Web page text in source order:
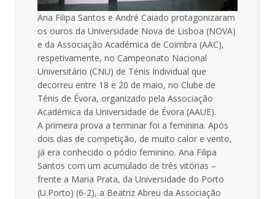
Ana Filipa Santos e André Caiado protagonizaram
os ouros da Universidade Nova de Lisboa (NOVA)
e da Associação Académica de Coimbra (AAC),
respetivamente, no Campeonato Nacional
Universitário (CNU) de Ténis Individual que
decorreu entre 18 e 20 de maio, no Clube de
Ténis de Évora, organizado pela Associação
Académica da Universidade de Évora (AAUE).
A primeira prova a terminar foi a feminina. Após
dois dias de competição, de muito calor e vento,
já era conhecido o pódio feminino. Ana Filipa
Santos com um acumulado de três vitórias –
frente a Maria Prata, da Universidade do Porto
(U.Porto) (6-2), a Beatriz Abreu da Associação